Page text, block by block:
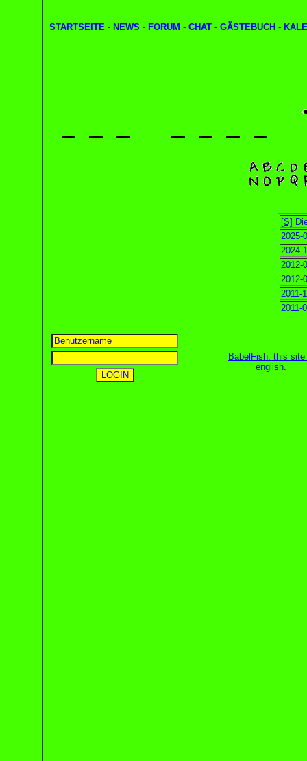
STARTSEITE - NEWS - FORUM - CHAT - GÄSTEBUCH -
[S]
2025-
2024-
2012-
2012-
2011-
2011-
BabelFish: this site
english.